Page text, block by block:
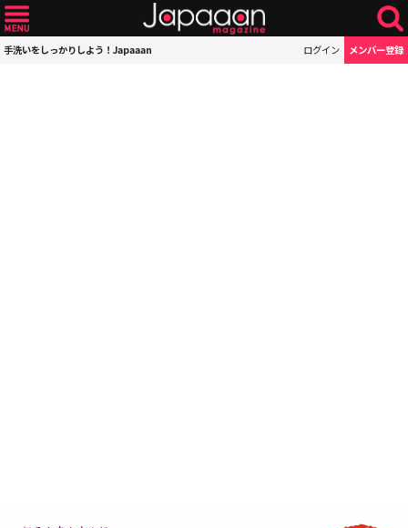
手洗いをしっかりしよう！Japaaan ログイン メンバー登録